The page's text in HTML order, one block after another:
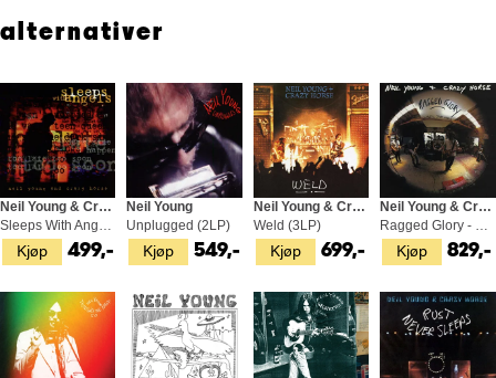
alternativer
Kjøp
Neil Young & Crazy Horse
Sleeps With Angels (2LP)
499,- Kjøp
Neil Young
Unplugged (2LP)
549,- Kjøp
Neil Young & Crazy Horse
Weld (3LP)
699,- Kjøp
Neil Young & Crazy Horse
Ragged Glory - Smell The Horse (3LP)
829,-